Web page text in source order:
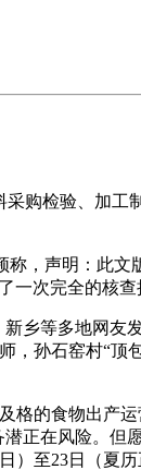
购检验、加工
，声明：此文
次完全的核查
乡等多地网友
，孙石窑村“顶
的食物出产
正在风险。但
）至23日（夏